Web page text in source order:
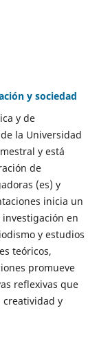
y sociedad
y de
la Universidad
y está
de
(es) y
inicia un
en
y estudios
teóricos,
promueve
reflexivas que
creatividad y